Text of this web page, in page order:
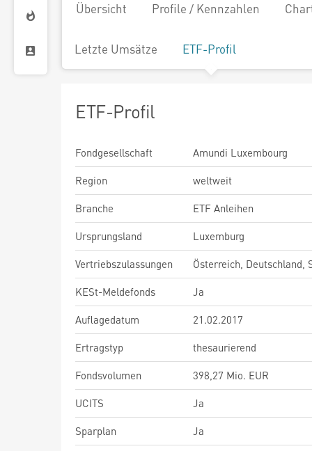
Übersicht Profile / Kennzahlen
Letzte Umsätze ETF-Profil
ETF-Profil
Fondgesellschaft
Amundi Luxembourg
Region
weltweit
Branche
ETF Anleihen
Ursprungsland
Luxemburg
Vertriebszulassungen
Österreich, Deutschland,
KESt-Meldefonds
Ja
Auflagedatum
21.02.2017
Ertragstyp
thesaurierend
Fondsvolumen
398,27 Mio. EUR
UCITS
Ja
Sparplan
Ja